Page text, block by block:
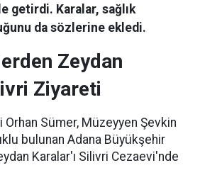
getirdi. Karalar, sağlık
da sözlerine ekledi.
Zeydan
Ziyareti
Sümer, Müzeyyen Şevkin
bulunan Adana Büyükşehir
Karalar'ı Silivri Cezaevi'nde